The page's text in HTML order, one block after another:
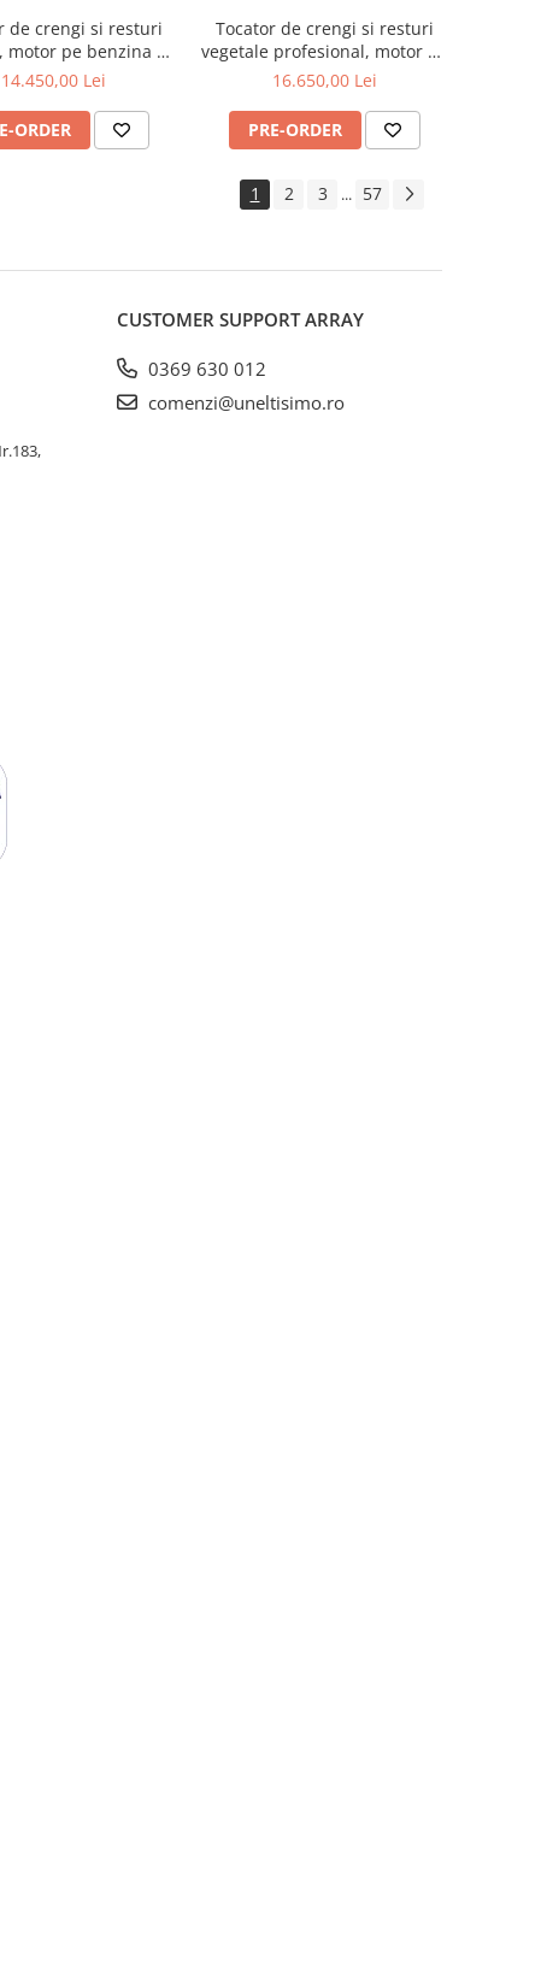
de crengi si resturi
motor pe benzina de
Jansen GTS-1500E
14.450,00 Lei
ORDER
Tocator de crengi si resturi
vegetale profesional, motor pe
benzina Kohler de 15 CP,
16.650,00 Lei
PRE-ORDER
1 2 3 ... 57
CUSTOMER SUPPORTARRAY
0369 630 012
comenzi@uneltisimo.ro